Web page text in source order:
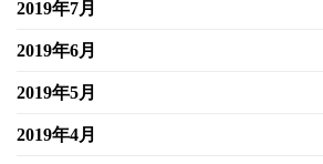
2019年7月
2019年6月
2019年5月
2019年4月